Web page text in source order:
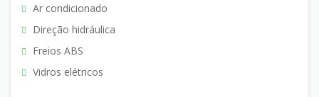
Ar condicionado
Direção hidráulica
Freios ABS
Vidros elétricos